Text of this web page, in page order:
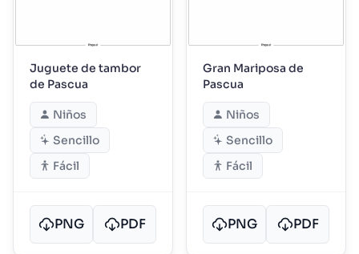
Juguete de tambor
de Pascua
Niños
Sencillo
Fácil
PNG PDF
Gran Mariposa de
Pascua
Niños
Sencillo
Fácil
PNG PDF